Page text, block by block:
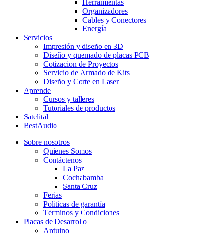
Herramientas
Organizadores
Cables y Conectores
Energía
Servicios
Impresión y diseño en 3D
Diseño y quemado de placas PCB
Cotizacion de Proyectos
Servicio de Armado de Kits
Diseño y Corte en Laser
Aprende
Cursos y talleres
Tutoriales de productos
Satelital
BestAudio
Sobre nosotros
Quienes Somos
Contáctenos
La Paz
Cochabamba
Santa Cruz
Ferias
Políticas de garantía
Términos y Condiciones
Placas de Desarrollo
Arduino